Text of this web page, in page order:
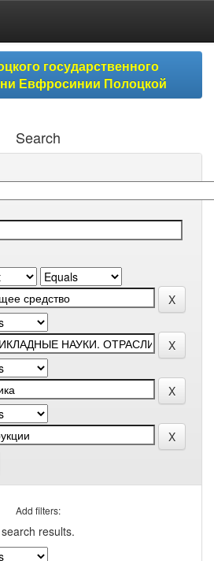
государственного
Евфросинии Полоцкой
Search
Add filters:
results.